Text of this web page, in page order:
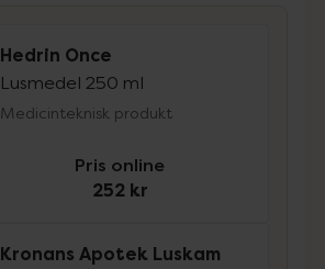
Hedrin Once
Lusmedel 250 ml
Medicinteknisk produkt
Pris online
252 kr
Kronans Apotek Luskam